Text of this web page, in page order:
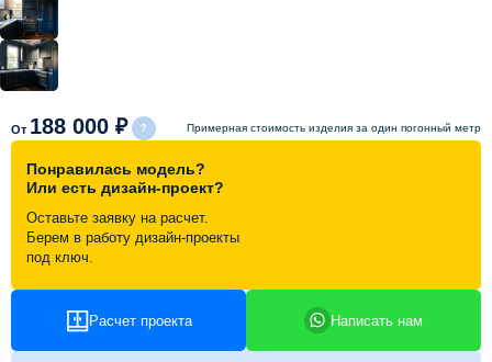
Видеоотзывы
Контакты
От 188 000 ₽ Примерная стоимость изделия за один погонный метр
Понравилась модель?
Или есть дизайн-проект?
Оставьте заявку на расчет.
Берем в работу дизайн-проекты
под ключ.
Расчет проекта Написать нам